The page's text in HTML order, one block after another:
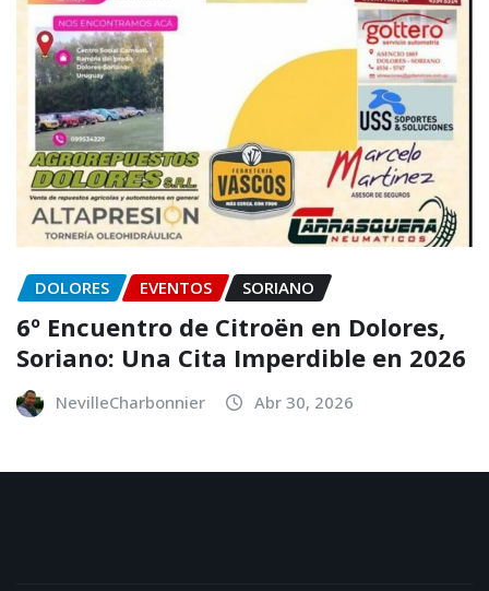
DOLORES EVENTOS SORIANO
6º Encuentro de Citroën en Dolores,
Soriano: Una Cita Imperdible en 2026
NevilleCharbonnier Abr 30, 2026